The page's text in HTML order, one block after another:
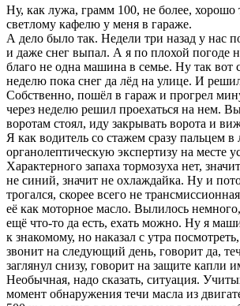
Ну, как лужа, грамм 100, не более, хорошо
светлому кафелю у меня в гараже.
А дело было так. Недели три назад у нас
и даже снег выпал. А я по плохой погоде
благо не одна машина в семье. Ну так вот
неделю пока снег да лёд на улице. И
Собственно, пошёл в гараж и прогрел
через неделю решил проехаться на нем.
воротам стоял, иду закрывать ворота и
Я как водитель со стажем сразу пальцем в
органолептическую экспертизу на месте
Характерного запаха тормозуха нет,
не синий, значит не охлаждайка. Ну и
трогался, скорее всего не
её как моторное масло. Вылилось
ещё что-то да есть, ехать можно. Ну я
к знакомому, но наказал с утра
звонит на следующий день, говорит да,
заглянул снизу, говорит на защите капли
Необычная, надо сказать, ситуация.
момент обнаружения течи масла из